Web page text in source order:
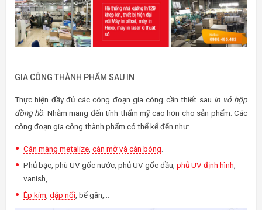
GIA CÔNG THÀNH PHẨM SAU IN
Thực hiện đầy đủ các công đoạn gia công cần thiết sau in vỏ hộp
đồng hồ . Nhằm mang đến tính thẩm mỹ cao hơn cho sản phẩm. Các
công đoạn gia công thành phẩm có thể kể đến như:
Cán màng metalize cán mờ và cán bóng
Phủ bạc, phù UV gốc nước, phủ UV gốc dầu, phủ UV định hình
vanish,
Ép kim dập nổi , bế gân,…